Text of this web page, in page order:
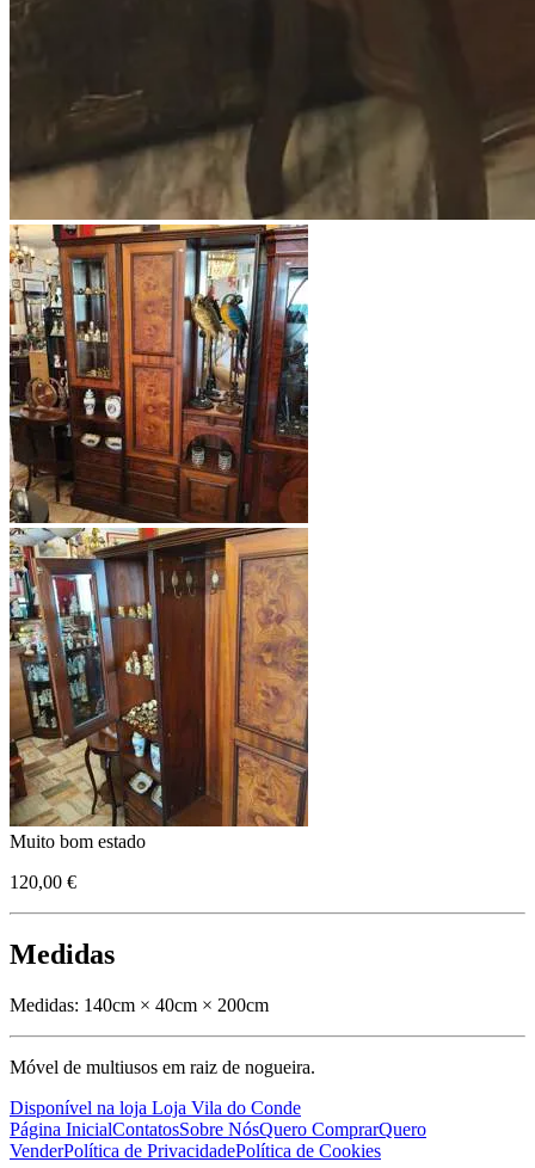
Muito bom estado
120,00 €
Medidas
Medidas: 140cm × 40cm × 200cm
Móvel de multiusos em raiz de nogueira.
Disponível na loja Loja Vila do Conde
Página InicialContatosSobre NósQuero ComprarQuero
VenderPolítica de PrivacidadePolítica de Cookies